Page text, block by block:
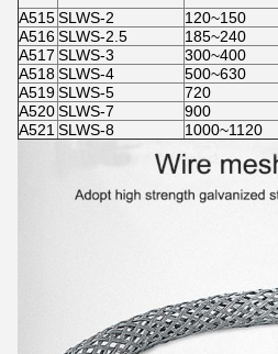
A515SLWS-2 120~150
A516SLWS-2.5 185~240
A517 SLWS-3 300~400
A518SLWS-4 500~630
A519SLWS-5 720
A520SLWS-7 900
A521 SLWS-8 1000~1120